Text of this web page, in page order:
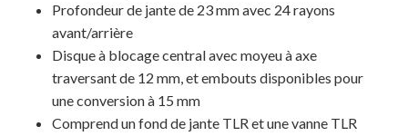
Profondeur de jante de 23 mm avec 24 rayons
avant/arrière
Disque à blocage central avec moyeu à axe
traversant de 12 mm, et embouts disponibles pour
une conversion à 15 mm
Comprend un fond de jante TLR et une vanne TLR